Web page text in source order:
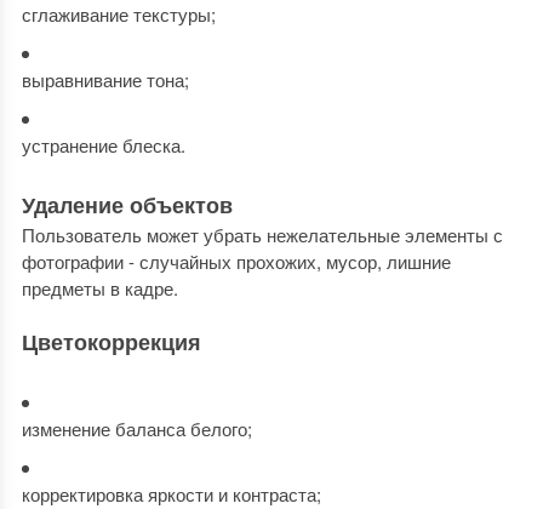
сглаживание текстуры;
выравнивание тона;
устранение блеска.
Удаление объектов
Пользователь может убрать нежелательные элементы с
фотографии - случайных прохожих, мусор, лишние
предметы в кадре.
Цветокоррекция
изменение баланса белого;
корректировка яркости и контраста;